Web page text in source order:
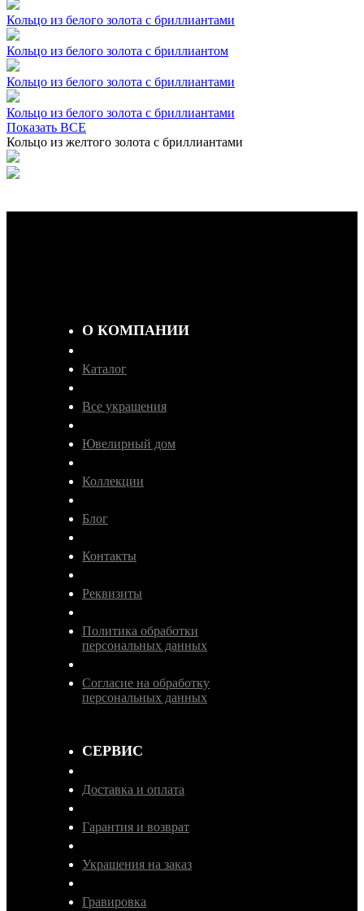
Кольцо из белого золота с бриллиантами
Кольцо из белого золота с бриллиантом
Кольцо из белого золота с бриллиантами
Кольцо из белого золота с бриллиантами
Показать ВСЕ
Кольцо из желтого золота с бриллиантами
О КОМПАНИИ
Каталог
Все украшения
Ювелирный дом
Коллекции
Блог
Контакты
Реквизиты
Политика обработки
персональных данных
Согласие на обработку
персональных данных
СЕРВИС
Доставка и оплата
Гарантия и возврат
Украшения на заказ
Гравировка